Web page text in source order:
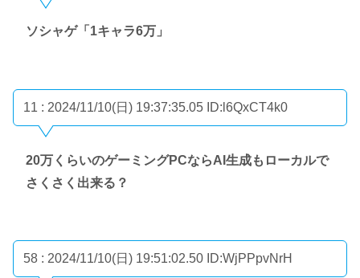
ソシャゲ「1キャラ6万」
11 : 2024/11/10(日) 19:37:35.05 ID:l6QxCT4k0
20万くらいのゲーミングPCならAI生成もローカルで
さくさく出来る？
58 : 2024/11/10(日) 19:51:02.50 ID:WjPPpvNrH